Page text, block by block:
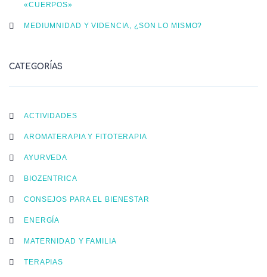
«CUERPOS»
MEDIUMNIDAD Y VIDENCIA, ¿SON LO MISMO?
CATEGORÍAS
ACTIVIDADES
AROMATERAPIA Y FITOTERAPIA
AYURVEDA
BIOZENTRICA
CONSEJOS PARA EL BIENESTAR
ENERGÍA
MATERNIDAD Y FAMILIA
TERAPIAS